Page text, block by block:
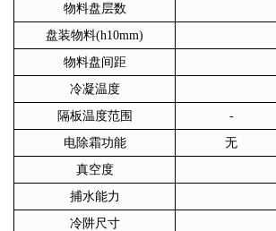
物料盘层数
盘装物料(h10mm)
物料盘间距
冷凝温度
隔板温度范围
-
电除霜功能
无
真空度
捕水能力
冷阱尺寸